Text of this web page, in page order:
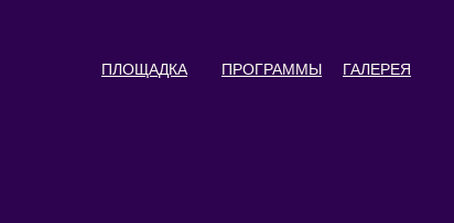
ПЛОЩАДКА ПРОГРАММЫ ГАЛЕРЕЯ